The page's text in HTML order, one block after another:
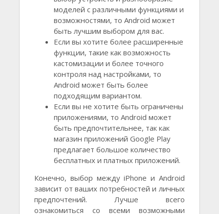
моделей с различными функциями и
возможностями, то Android может
быть лучшим выбором для вас.
Если вы хотите более расширенные
функции, такие как возможность
кастомизации и более точного
контроля над настройками, то
Android может быть более
подходящим вариантом.
Если вы не хотите быть ограничены
приложениями, то Android может
быть предпочтительнее, так как
магазин приложений Google Play
предлагает большое количество
бесплатных и платных приложений.
Конечно, выбор между iPhone и Android
зависит от ваших потребностей и личных
предпочтений. Лучше всего
ознакомиться со всеми возможными